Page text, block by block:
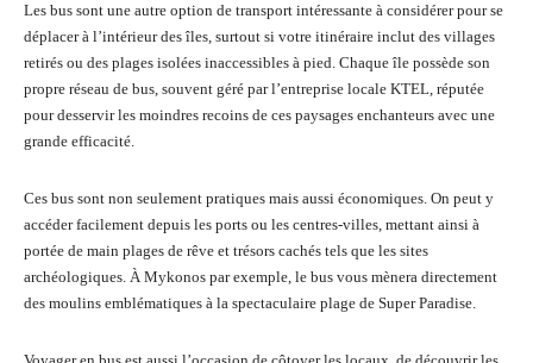
Les bus sont une autre option de transport intéressante à considérer pour se
déplacer à l’intérieur des îles, surtout si votre itinéraire inclut des villages
retirés ou des plages isolées inaccessibles à pied. Chaque île possède son
propre réseau de bus, souvent géré par l’entreprise locale KTEL, réputée
pour desservir les moindres recoins de ces paysages enchanteurs avec une
grande efficacité.
Ces bus sont non seulement pratiques mais aussi économiques. On peut y
accéder facilement depuis les ports ou les centres-villes, mettant ainsi à
portée de main plages de rêve et trésors cachés tels que les sites
archéologiques. À Mykonos par exemple, le bus vous mènera directement
des moulins emblématiques à la spectaculaire plage de Super Paradise.